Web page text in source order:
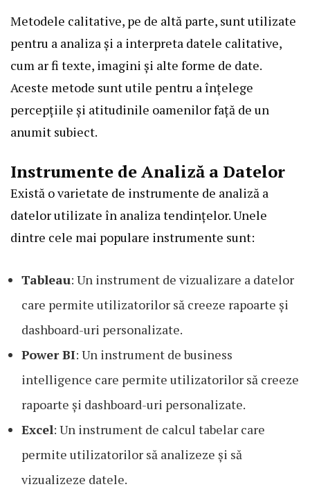
Metodele calitative, pe de altă parte, sunt utilizate
pentru a analiza și a interpreta datele calitative,
cum ar fi texte, imagini și alte forme de date.
Aceste metode sunt utile pentru a înțelege
percepțiile și atitudinile oamenilor față de un
anumit subiect.
Instrumente de Analiză a Datelor
Există o varietate de instrumente de analiză a
datelor utilizate în analiza tendințelor. Unele
dintre cele mai populare instrumente sunt:
Tableau: Un instrument de vizualizare a datelor
care permite utilizatorilor să creeze rapoarte și
dashboard-uri personalizate.
Power BI: Un instrument de business
intelligence care permite utilizatorilor să creeze
rapoarte și dashboard-uri personalizate.
Excel: Un instrument de calcul tabelar care
permite utilizatorilor să analizeze și să
vizualizeze datele.